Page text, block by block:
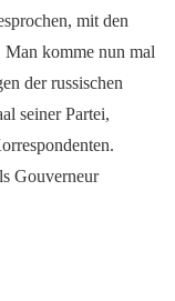
mit den
komme nun mal
der russischen
seiner Partei,
Gouverneur